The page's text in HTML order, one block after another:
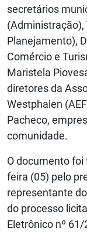
secretários
(Administração),
Planejamento),
Comércio e
Maristela
diretores da
Westphalen
Pacheco,
comunidade.
O documento
feira (05) pelo
representante
do processo
Eletrônico nº 61/